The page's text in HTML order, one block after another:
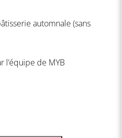
automnale (sans
l’équipe de MYB